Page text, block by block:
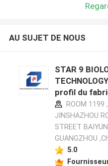
AU SUJET DE NOUS
STAR 9
profil du
ROOM 1199
JINSHAZHOU
STREET
GUANGZHOU
5.0